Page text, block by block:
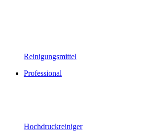
Reinigungsmittel
Professional
Hochdruckreiniger